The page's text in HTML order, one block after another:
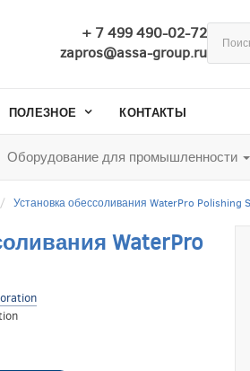
+ 7 499 490-02-72
zapros@assa-group.ru
ПОЛЕЗНОЕ КОНТАКТЫ
Оборудование для промышленности
Установка обессоливания WaterPro Polishing
WaterPro